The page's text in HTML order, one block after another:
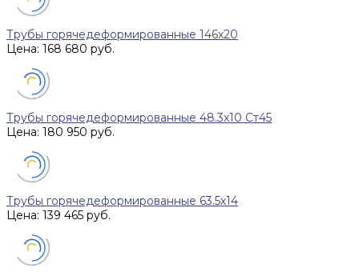
Трубы горячедеформированные 146x20
Цена: 168 680 руб.
Трубы горячедеформированные 48.3х10 Ст45
Цена: 180 950 руб.
Трубы горячедеформированные 63.5х14
Цена: 139 465 руб.